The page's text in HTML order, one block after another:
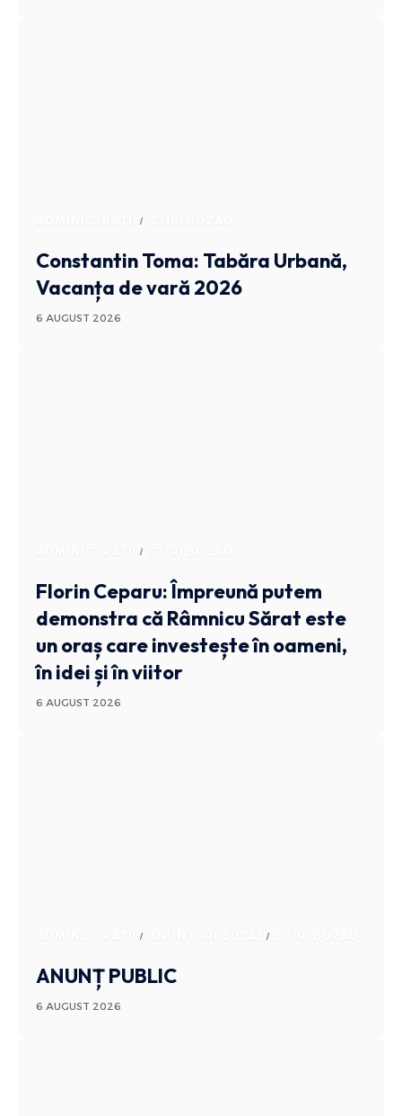
ADMINISTRATIV
Constantin Toma: Tabăra Urbană,
Vacanța de vară 2026
6 AUGUST 2026
ADMINISTRATIV
Florin Ceparu: Împreună putem
demonstra că Râmnicu Sărat este
un oraș care investește în oameni,
în idei și în viitor
6 AUGUST 2026
ADMINISTRATIV ANUNTURI BUZAU
ANUNȚ PUBLIC
6 AUGUST 2026